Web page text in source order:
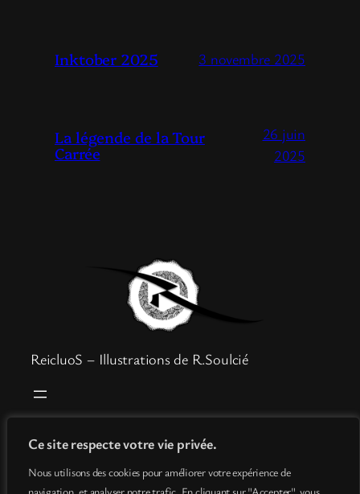
Ce site respecte votre vie privée.
Nous utilisons des cookies pour améliorer votre expérience de
Inktober 2025 3 novembre 2025
La légende de la Tour
Carrée
26 juin
2025
ReicluoS – Illustrations de R.Soulcié
Boutique
Info
Mentions légales
Conditions générales de vente